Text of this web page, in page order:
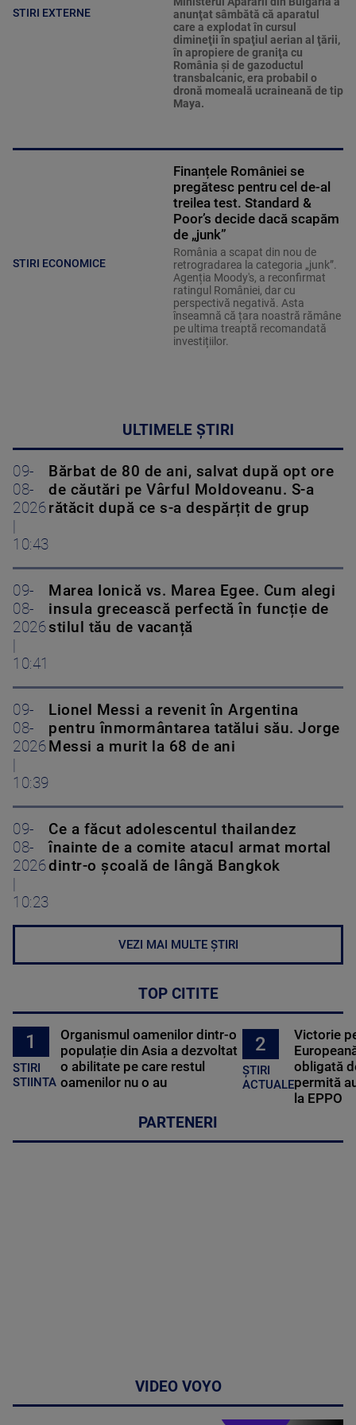
STIRI EXTERNE
anunţat sâmbătă că aparatul
care a explodat în cursul
dimineţii în spaţiul aerian al ţării,
în apropiere de graniţa cu
România şi de gazoductul
transbalcanic, era probabil o
dronă momeală ucraineană de tip
Maya.
STIRI ECONOMICE
Finanțele României se
pregătesc pentru cel de-al
treilea test. Standard &
Poor’s decide dacă scapăm
de „junk”
România a scapat din nou de
retrogradarea la categoria „junk”.
Agenția Moody's, a reconfirmat
ratingul României, dar cu
perspectivă negativă. Asta
înseamnă că țara noastră rămâne
pe ultima treaptă recomandată
investițiilor.
ULTIMELE ȘTIRI
09-
08-
2026
10:43
Bărbat de 80 de ani, salvat după opt ore
de căutări pe Vârful Moldoveanu. S-a
rătăcit după ce s-a despărțit de grup
09-
08-
2026
10:41
Marea Ionică vs. Marea Egee. Cum alegi
insula grecească perfectă în funcție de
stilul tău de vacanță
09-
08-
2026
10:39
Lionel Messi a revenit în Argentina
pentru înmormântarea tatălui său. Jorge
Messi a murit la 68 de ani
09-
08-
2026
10:23
Ce a făcut adolescentul thailandez
înainte de a comite atacul armat mortal
dintr-o școală de lângă Bangkok
VEZI MAI MULTE ȘTIRI
TOP CITITE
1
STIRI
STIINTA
Organismul oamenilor dintr-o
populație din Asia a dezvoltat
o abilitate pe care restul
oamenilor nu o au
2
ȘTIRI
ACTUALE
Victorie
obligată
permită
la EPPO
PARTENERI
VIDEO VOYO